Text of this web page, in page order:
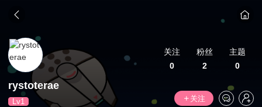
关注
0
粉丝
2
主题
0
rystoterae
Lv1
关注